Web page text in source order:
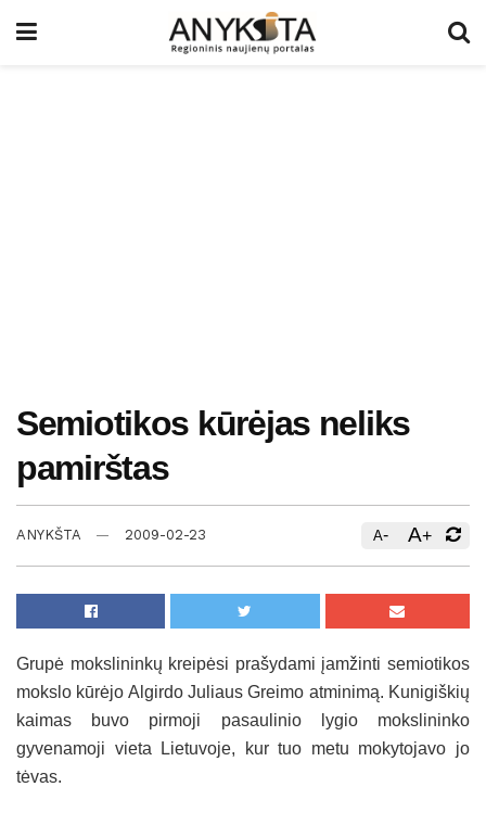
Semiotikos kūrėjas neliks
pamirštas
ANYKŠTA 2009-02-23 A- A+
Grupė mokslininkų kreipėsi prašydami įamžinti semiotikos
mokslo kūrėjo Algirdo Juliaus Greimo atminimą. Kunigiškių
kaimas buvo pirmoji pasaulinio lygio mokslininko
gyvenamoji vieta Lietuvoje, kur tuo metu mokytojavo jo
tėvas.